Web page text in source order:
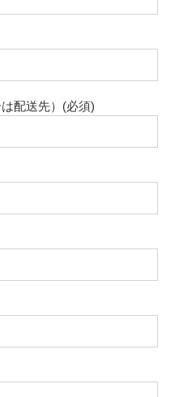
を閉じる
閉じる
アコン
閉じる
配送先）(必須)